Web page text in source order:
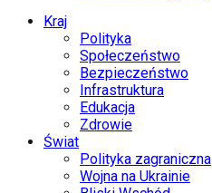
Kraj
Polityka
Społeczeństwo
Bezpieczeństwo
Infrastruktura
Edukacja
Zdrowie
Świat
Polityka zagraniczna
Wojna na Ukrainie